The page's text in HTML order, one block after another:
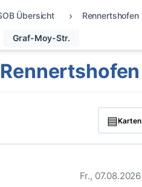
Übersicht Rennertshofen
Graf-Moy-Str.
▤Karten
Fr., 07.08.2026